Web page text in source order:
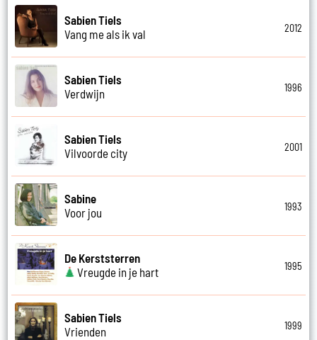
Sabien Tiels
Vang me als ik val
2012
Sabien Tiels
Verdwijn
1996
Sabien Tiels
Vilvoorde city
2001
Sabine
Voor jou
1993
De Kerststerren
Vreugde in je hart
1995
Sabien Tiels
Vrienden
1999